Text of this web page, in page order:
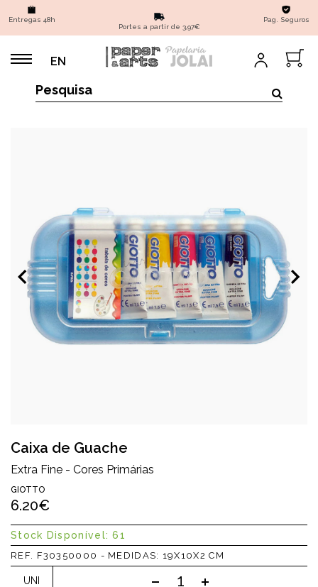
Entregas 48h
Portes a partir de 3,97€
Pag. Seguros
EN
Caixa de Guache
Extra Fine - Cores Primárias
GIOTTO
6.20€
Stock Disponível: 61
REF. F30350000 - MEDIDAS: 19X10X2 CM
UNI